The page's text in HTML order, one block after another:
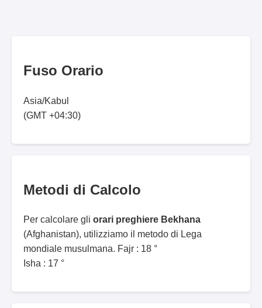
Fuso Orario
Asia/Kabul
(GMT +04:30)
Metodi di Calcolo
Per calcolare gli orari preghiere Bekhana
(Afghanistan), utilizziamo il metodo di Lega
mondiale musulmana. Fajr : 18 °
Isha : 17 °